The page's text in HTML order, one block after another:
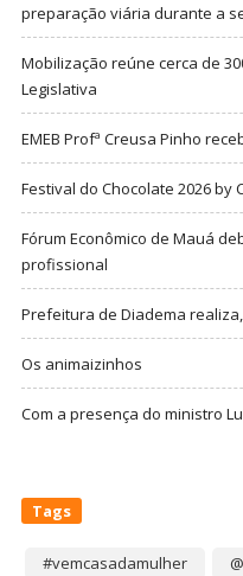
preparação viária durante a
Mobilização reúne cerca de
Legislativa
EMEB Profª Creusa Pinho
Festival do Chocolate 2026 by
Fórum Econômico de Mauá
profissional
Prefeitura de Diadema
Os animaizinhos
Com a presença do ministro
Tags
#vemcasadamulher